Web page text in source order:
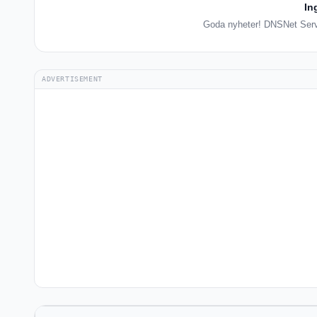
Goda nyheter! DNSNet
ADVERTISEMENT